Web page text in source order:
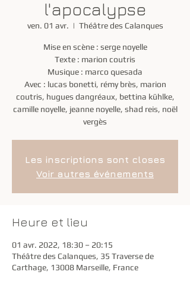
l'apocalypse
ven. 01 avr.
  |
Théâtre des Calanques
Mise en scène : serge noyelle
Texte : marion coutris
Musique : marco quesada
Avec : lucas bonetti, rémy brès, marion
coutris, hugues dangréaux, bettina kühlke,
camille noyelle, jeanne noyelle, shad reis, noël
vergès
Les inscriptions sont closes
Voir autres événements
Heure et lieu
01 avr. 2022, 18:30 – 20:15
Théâtre des Calanques, 35 Traverse de
Carthage, 13008 Marseille, France